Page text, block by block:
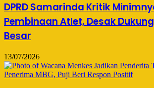
DPRD Samarinda Kritik
Pembinaan Atlet, Desak
Besar
13/07/2026